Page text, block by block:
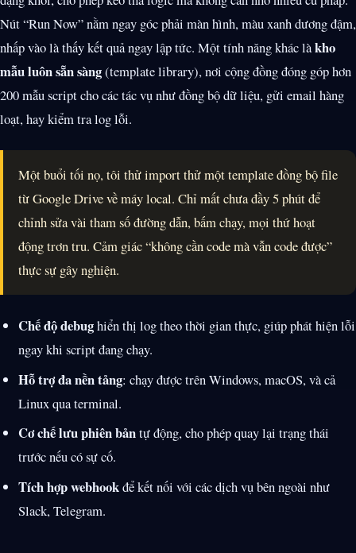
Nút “Run Now” nằm ngay góc phải màn hình, màu xanh dương đậm,
nhấp vào là thấy kết quả ngay lập tức. Một tính năng khác làkho
mẫu luôn sẵn sàng(template library), nơi cộng đồng đóng góp hơn
200 mẫu script cho các tác vụ như đồng bộ dữ liệu, gửi email hàng
loạt, hay kiểm tra log lỗi.
Một buổi tối nọ, tôi thử import thử một template đồng bộ file
từ Google Drive về máy local. Chỉ mất chưa đầy 5 phút để
chỉnh sửa vài tham số đường dẫn, bấm chạy, mọi thứ hoạt
động trơn tru. Cảm giác “không cần code mà vẫn code được”
thực sự gây nghiện.
Chế độ debughiển thị log theo thời gian thực, giúp phát hiện lỗi
ngay khi script đang chạy.
Hỗ trợ đa nền tảng: chạy được trên Windows, macOS, và cả
Linux qua terminal.
Cơ chế lưu phiên bảntự động, cho phép quay lại trạng thái
trước nếu có sự cố.
Tích hợp webhookđể kết nối với các dịch vụ bên ngoài như
Slack, Telegram.